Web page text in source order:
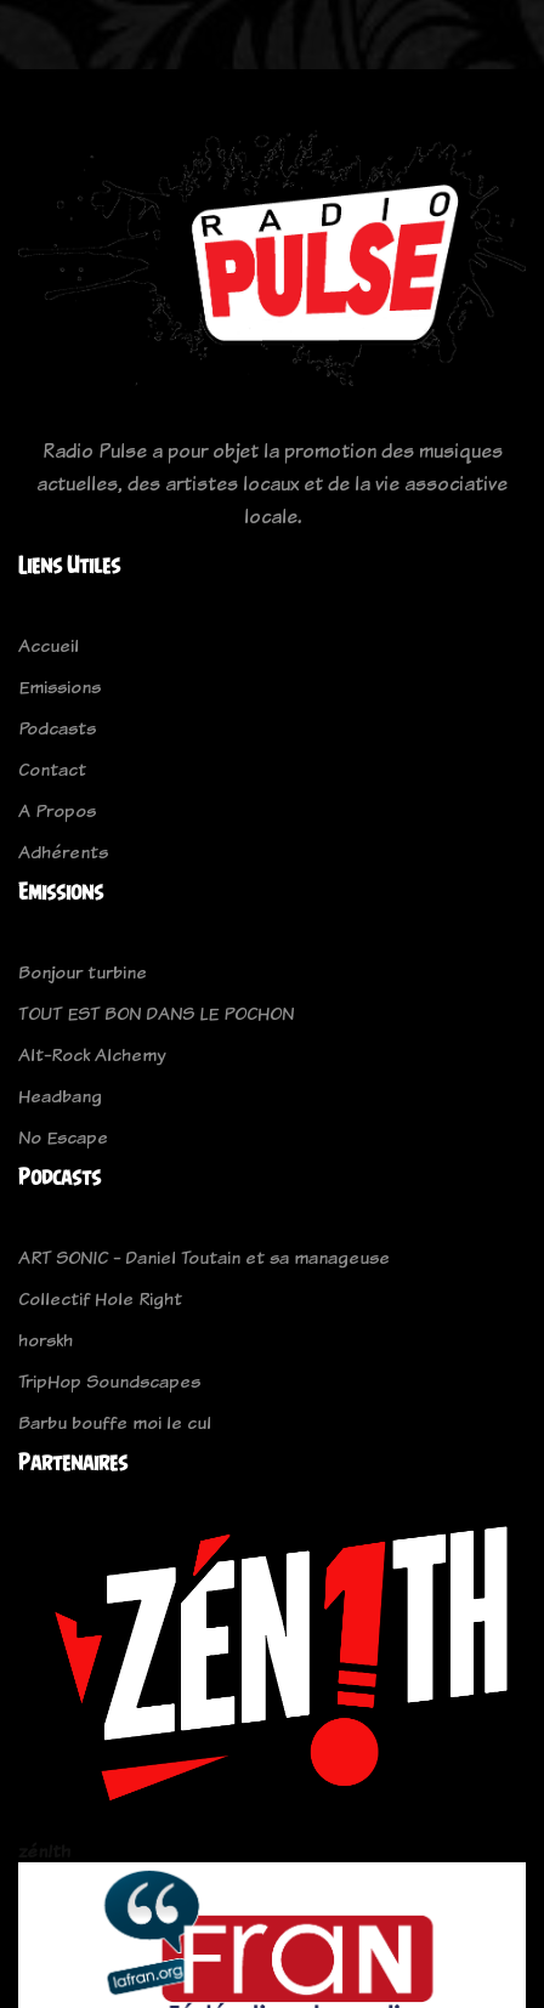
Radio Pulse a pour objet la promotion des musiques
actuelles, des artistes locaux et de la vie associative
locale.
Liens Utiles
Accueil
Emissions
Podcasts
Contact
A Propos
Adhérents
Emissions
Bonjour turbine
TOUT EST BON DANS LE POCHON
Alt-Rock Alchemy
Headbang
No Escape
Podcasts
ART SONIC - Daniel Toutain et sa manageuse
Collectif Hole Right
horskh
TripHop Soundscapes
Barbu bouffe moi le cul
Partenaires